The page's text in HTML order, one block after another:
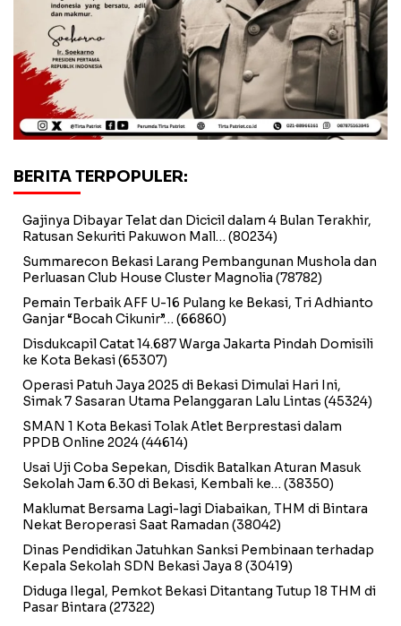
BERITA TERPOPULER:
Gajinya Dibayar Telat dan Dicicil dalam 4 Bulan Terakhir,
Ratusan Sekuriti Pakuwon Mall… (80234)
Summarecon Bekasi Larang Pembangunan Mushola dan
Perluasan Club House Cluster Magnolia (78782)
Pemain Terbaik AFF U-16 Pulang ke Bekasi, Tri Adhianto
Ganjar “Bocah Cikunir”… (66860)
Disdukcapil Catat 14.687 Warga Jakarta Pindah Domisili
ke Kota Bekasi(65307)
Operasi Patuh Jaya 2025 di Bekasi Dimulai Hari Ini,
Simak 7 Sasaran Utama Pelanggaran Lalu Lintas (45324)
SMAN 1 Kota Bekasi Tolak Atlet Berprestasi dalam
PPDB Online 2024(44614)
Usai Uji Coba Sepekan, Disdik Batalkan Aturan Masuk
Sekolah Jam 6.30 di Bekasi, Kembali ke… (38350)
Maklumat Bersama Lagi-lagi Diabaikan, THM di Bintara
Nekat Beroperasi Saat Ramadan (38042)
Dinas Pendidikan Jatuhkan Sanksi Pembinaan terhadap
Kepala Sekolah SDN Bekasi Jaya 8 (30419)
Diduga Ilegal, Pemkot Bekasi Ditantang Tutup 18 THM di
Pasar Bintara (27322)